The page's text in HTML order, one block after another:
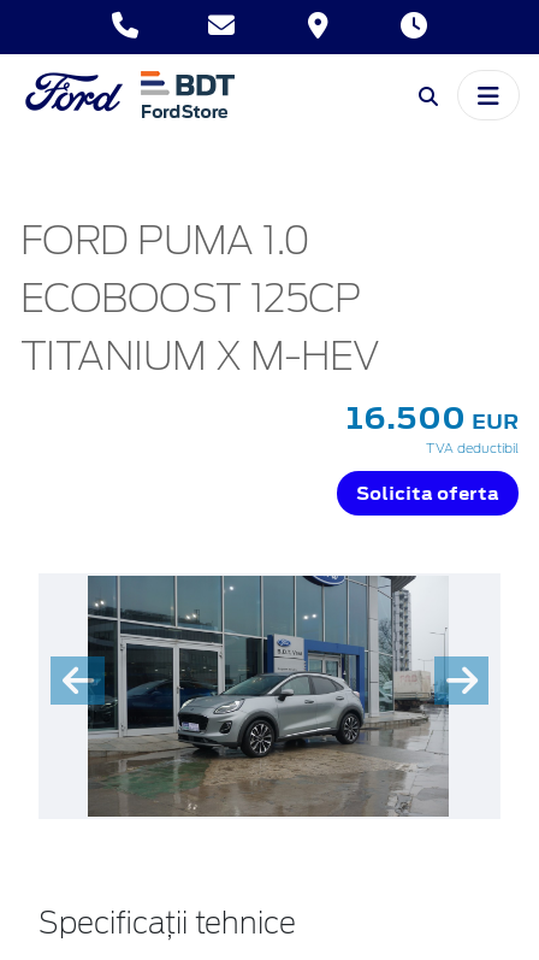
FORD PUMA 1.0
ECOBOOST 125CP
TITANIUM X M-HEV
16.500 EUR
TVA deductibil
Solicita oferta
Specificații tehnice